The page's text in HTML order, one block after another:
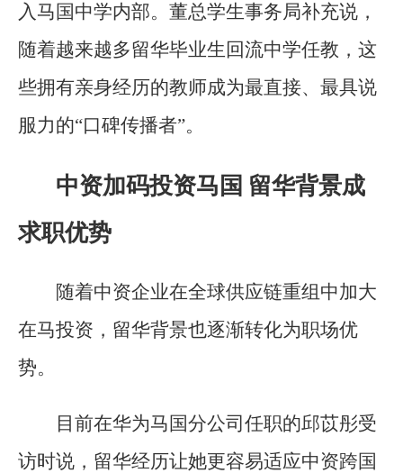
入马国中学内部。董总学生事务局补充说，
随着越来越多留华毕业生回流中学任教，这
些拥有亲身经历的教师成为最直接、最具说
服力的“口碑传播者”。
中资加码投资马国 留华背景成
求职优势
随着中资企业在全球供应链重组中加大
在马投资，留华背景也逐渐转化为职场优
势。
目前在华为马国分公司任职的邱苡彤受
访时说，留华经历让她更容易适应中资跨国